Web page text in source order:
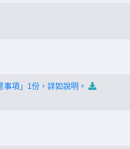
項」1份，詳如說明。